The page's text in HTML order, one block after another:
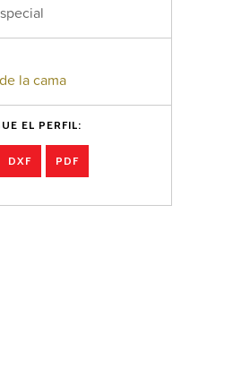
la cama
EL PERFIL:
DXF PDF